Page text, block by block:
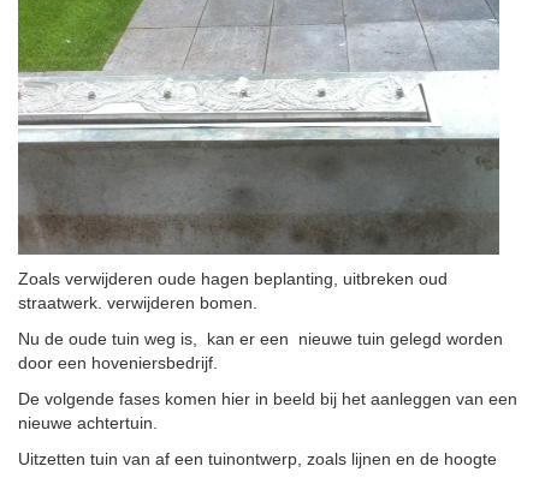
Zoals verwijderen oude hagen beplanting, uitbreken oud
straatwerk. verwijderen bomen.
Nu de oude tuin weg is, kan er een nieuwe tuin gelegd worden
door een hoveniersbedrijf.
De volgende fases komen hier in beeld bij het aanleggen van een
nieuwe achtertuin.
Uitzetten tuin van af een tuinontwerp, zoals lijnen en de hoogte